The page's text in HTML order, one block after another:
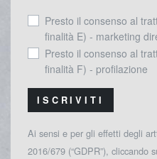
Presto il consenso al
finalità E) - marketing
Presto il consenso al
finalità F) - profilazione
ISCRIVITI
Ai sensi e per gli effetti degli
2016/679 (“GDPR”), cliccando